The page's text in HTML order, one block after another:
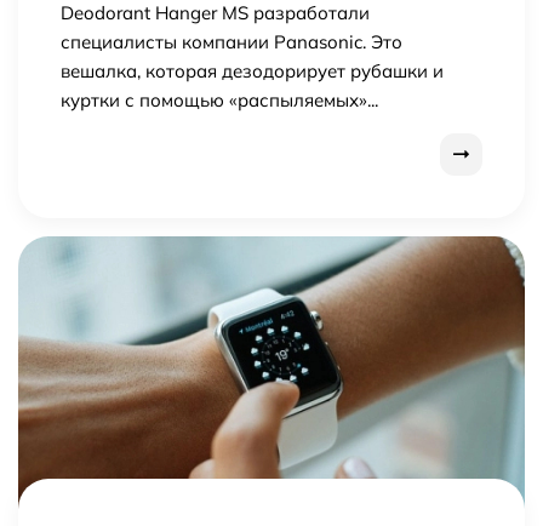
Deodorant Hanger MS разработали
специалисты компании Panasonic. Это
вешалка, которая дезодорирует рубашки и
куртки с помощью «распыляемых»...